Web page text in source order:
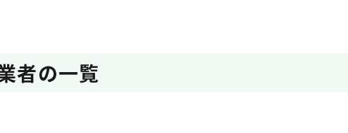
者の一覧